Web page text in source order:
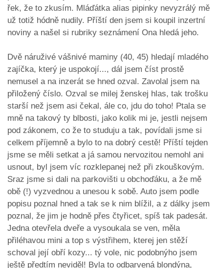
řek, že to zkusím. Mláďátka alias pipinky nevyzrálý mě
už totiž hódně nudily. Příští den jsem si koupil inzertní
noviny a našel si rubriky seznámení Ona hledá jeho.
Dvě náruživé vášnivé maminy (40, 45) hledají mladého
zajíčka, který je uspokojí..., dál jsem číst prostě
nemusel a na inzerát se hned ozval. Zavolal jsem na
přiložený číslo. Ozval se milej ženskej hlas, tak trošku
starší než jsem asi čekal, ále co, jdu do toho! Ptala se
mně na takový ty blbosti, jako kolik mi je, jestli nejsem
pod zákonem, co že to studuju a tak, povídali jsme si
celkem příjemně a bylo to na dobrý cestě! Příští tejden
jsme se měli setkat a já samou nervozitou nemohl ani
usnout, byl jsem víc rozklepanej než při zkouškovým.
Sraz jsme si dali na parkovišti u obchoďáku, a že mě
obě (!) vyzvednou a unesou k sobě. Auto jsem podle
popisu poznal hned a tak se k nim blížil, a z dálky jsem
poznal, že jim je hodně přes čtyřicet, spíš tak padesát.
Jedna otevřela dveře a vysoukala se ven, měla
přiléhavou mini a top s výstřihem, kterej jen stěží
schoval její obří kozy... tý vole, nic podobnýho jsem
ještě předtím neviděl! Byla to odbarvená blondýna,